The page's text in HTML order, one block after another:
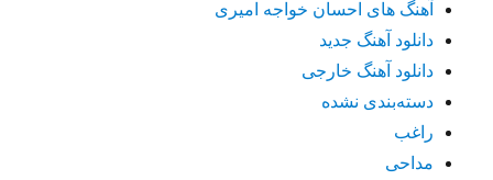
آهنگ های احسان خواجه امیری
دانلود آهنگ جدید
دانلود آهنگ خارجی
دسته‌بندی نشده
راغب
مداحی